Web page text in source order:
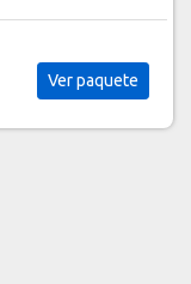
Ver paquete